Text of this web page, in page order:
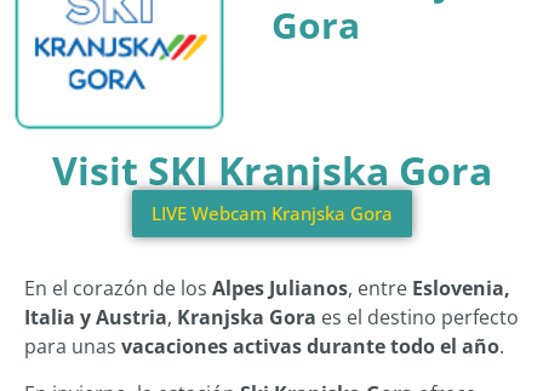
Gora
Visit SKI Kranjska Gora
LIVE Webcam Kranjska Gora
En el corazón de los Alpes Julianos, entre Eslovenia,
Italia y Austria, Kranjska Gora es el destino perfecto
para unas vacaciones activas durante todo el año.